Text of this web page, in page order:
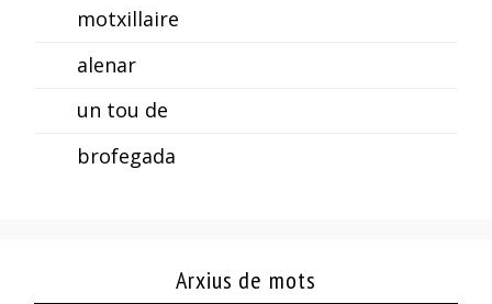
motxillaire
alenar
un tou de
brofegada
Arxius de mots